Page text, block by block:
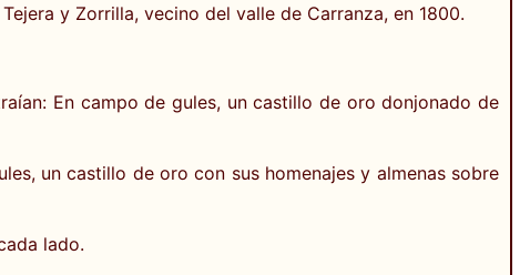
y Zorrilla, vecino del valle de Carranza, en 1800.
En campo de gules, un castillo de oro donjonado de
un castillo de oro con sus homenajes y almenas sobre
lado.